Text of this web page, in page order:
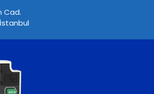
Cad.